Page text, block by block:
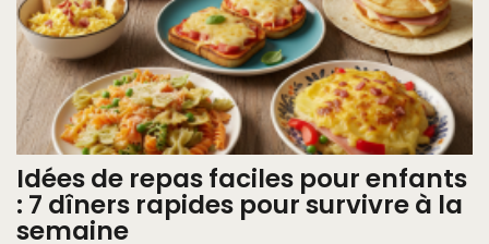
Idées de repas faciles pour enfants
: 7 dîners rapides pour survivre à la
semaine